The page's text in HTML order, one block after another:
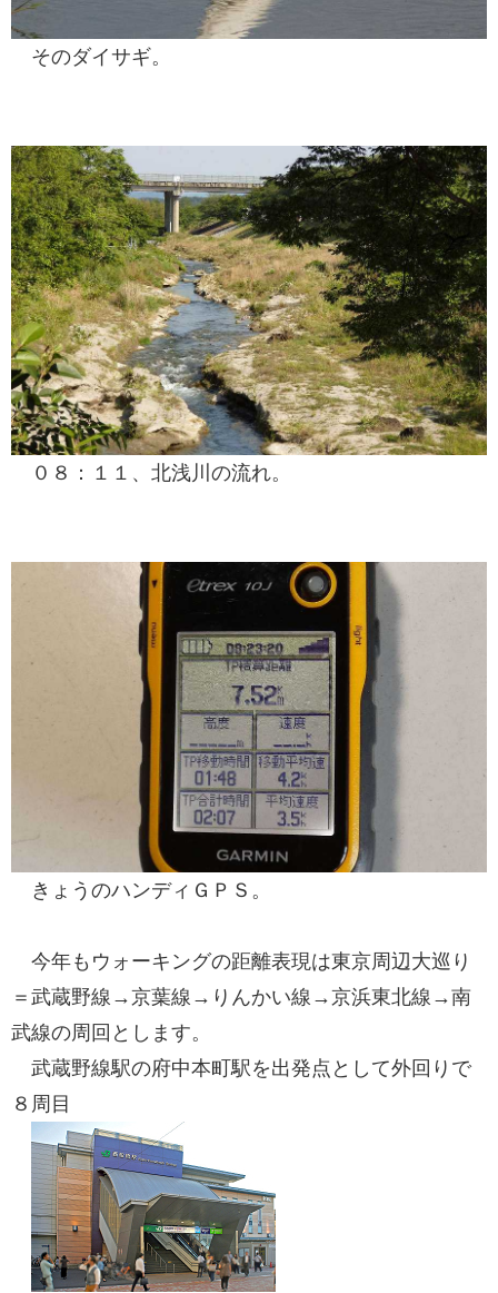
そのダイサギ。
０８：１１、北浅川の流れ。
きょうのハンディＧＰＳ。
今年もウォーキングの距離表現は東京周辺大巡り
＝武蔵野線→京葉線→りんかい線→京浜東北線→南
武線の周回とします。
武蔵野線駅の府中本町駅を出発点として外回りで
８周目